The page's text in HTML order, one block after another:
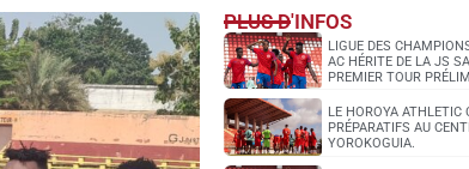
PLUS D'INFOS
LIGUE DES
AC HÉRITE DE LA JS
PREMIER TOUR
LE HOROYA ATHLETIC
PRÉPARATIFS AU
YOROKOGUIA.